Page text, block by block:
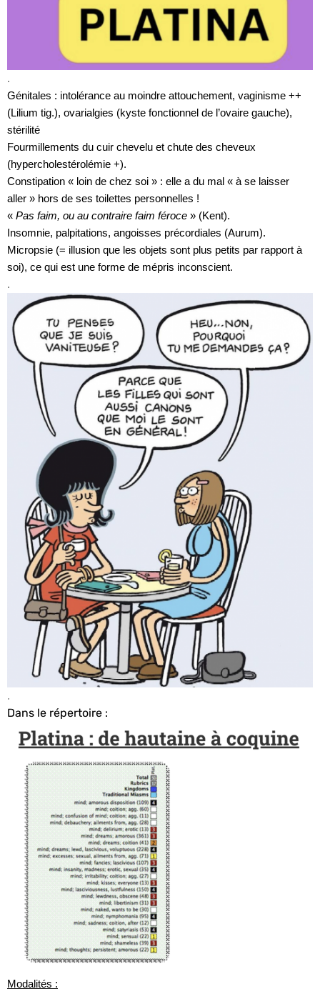
.
Génitales : intolérance au moindre attouchement, vaginisme ++
(Lilium tig.), ovarialgies (kyste fonctionnel de l’ovaire gauche),
stérilité
Fourmillements du cuir chevelu et chute des cheveux
(hypercholestérolémie +).
Constipation « loin de chez soi » : elle a du mal « à se laisser
aller » hors de ses toilettes personnelles !
« Pas faim, ou au contraire faim féroce » (Kent).
Insomnie, palpitations, angoisses précordiales (Aurum).
Micropsie (= illusion que les objets sont plus petits par rapport à
soi), ce qui est une forme de mépris inconscient.
.
.
Dans le répertoire :
Modalités :